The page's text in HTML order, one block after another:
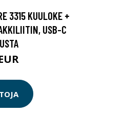
3315 KUULOKE +
USB-C